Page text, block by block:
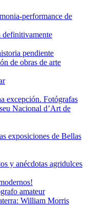
performance de
definitivamente
pendiente
de obras de arte
excepción. Fotógrafas
Nacional d’Art de
exposiciones de Bellas
y anécdotas agridulces
amateur
William Morris